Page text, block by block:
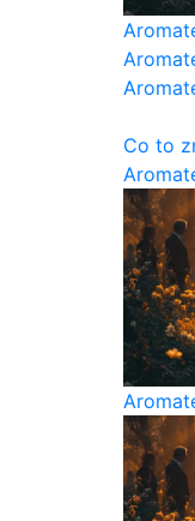
Co to